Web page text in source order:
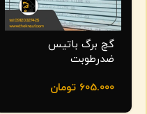
گچ برگ باتیس
ضدرطوبت
605.000 تومان